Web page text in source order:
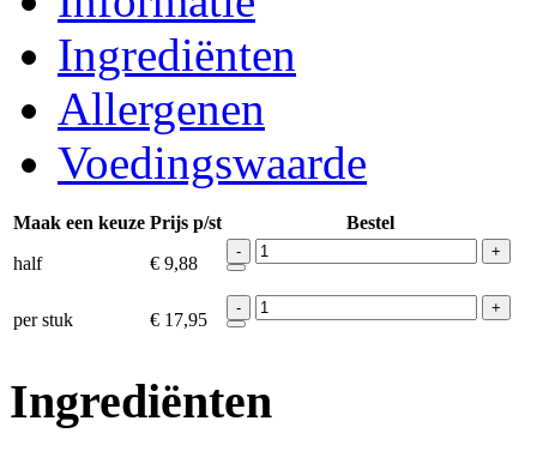
Ingrediënten
Allergenen
Voedingswaarde
Maak een keuze Prijs p/st
Bestel
half
€ 9,88
- +
per stuk € 17,95
- +
Ingrediënten